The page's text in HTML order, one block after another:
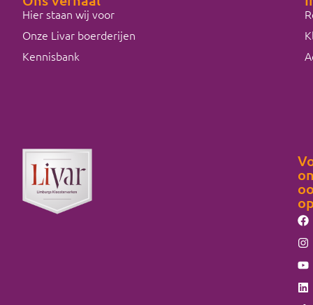
Hier staan wij voor
Onze Livar boerderijen
Kennisbank